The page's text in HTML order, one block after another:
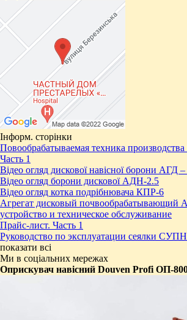
Інформ. сторінки
Повообрабатываемая техника
Часть 1
Відео огляд дискової навісної борони
Відео огляд борони дискової АДН-2.5
Відео огляд котка подрібнювача КПР-6
Агрегат дисковый почвообрабатывающий
устройство и техническое обслуживание
Прайс-лист. Часть 1
Руководство по эксплуатации сеялки
показати всі
Ми в соціальних мережах
Оприскувач навісний Douven Profi ОП-